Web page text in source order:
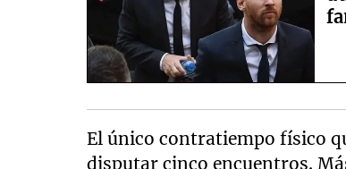
El único contratiempo físico
disputar cinco encuentros.